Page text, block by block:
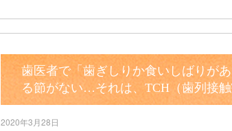
歯医者で「歯ぎしりか食いしばりが
る節がない…それは、TCH（歯列接
2020年3月28日